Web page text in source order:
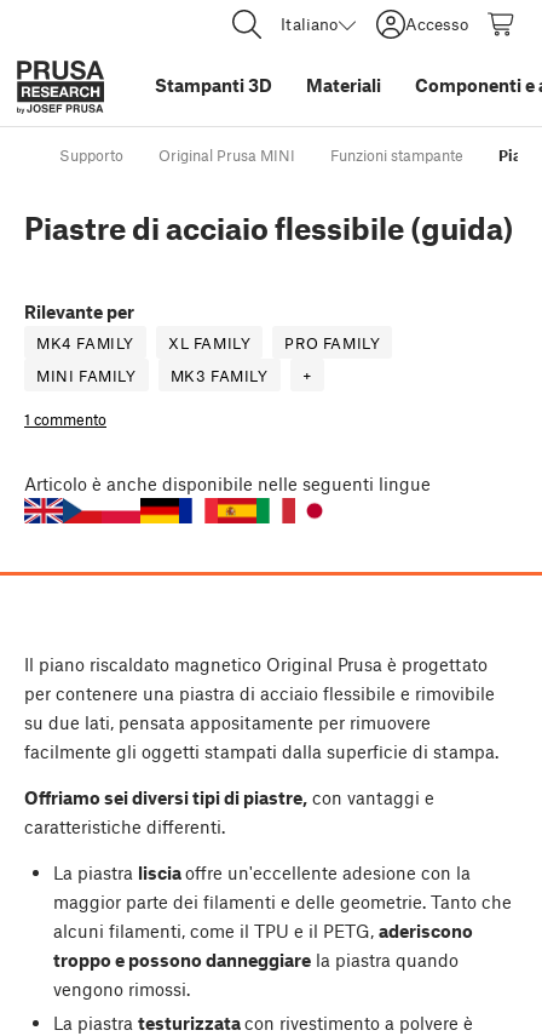
Italiano Accesso
Stampanti 3D Materiali Componenti e
Supporto Original Prusa MINI Funzioni stampante
Piastre di acciaio flessibile (guida)
Rilevante per
MK4 FAMILY XL FAMILY
PRO FAMILY
MINI FAMILY
MK3 FAMILY +
1 commento
Articolo è anche disponibile nelle seguenti lingue
Il piano riscaldato magnetico Original Prusa è progettato
per contenere una piastra di acciaio flessibile e rimovibile
su due lati, pensata appositamente per rimuovere
facilmente gli oggetti stampati dalla superficie di stampa.
Offriamo sei diversi tipi di piastre, con vantaggi e
caratteristiche differenti.
La piastra lisciaoffre un'eccellente adesione con la
maggior parte dei filamenti e delle geometrie. Tanto che
alcuni filamenti, come il TPU e il PETG, aderiscono
troppo e possono danneggiarela piastra quando
vengono rimossi.
La piastra testurizzatacon rivestimento a polvere è